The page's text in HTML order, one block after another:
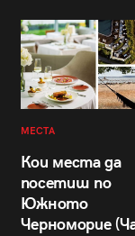
МЕСТА
Кои места да
посетиш по
Южното
Черноморие